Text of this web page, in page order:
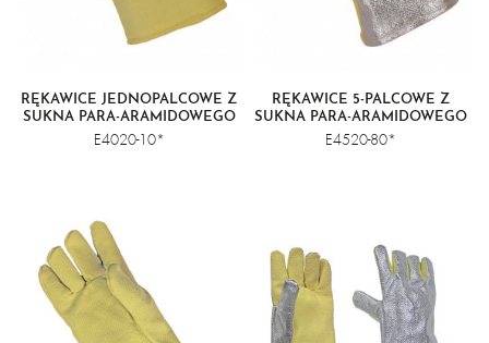
RĘKAWICE JEDNOPALCOWE Z
SUKNA PARA-ARAMIDOWEGO
E4020-10*
RĘKAWICE 5-PALCOWE Z
SUKNA PARA-ARAMIDOWEGO
Z WIERZCHEM
E4520-80*